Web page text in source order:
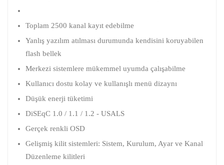
Toplam 2500 kanal kayıt edebilme
Yanlış yazılım atılması durumunda kendisini koruyabilen
flash bellek
Merkezi sistemlere mükemmel uyumda çalışabilme
Kullanıcı dostu kolay ve kullanışlı menü dizaynı
Düşük enerji tüketimi
DiSEqC 1.0 / 1.1 / 1.2 - USALS
Gerçek renkli OSD
Gelişmiş kilit sistemleri: Sistem, Kurulum, Ayar ve Kanal
Düzenleme kilitleri